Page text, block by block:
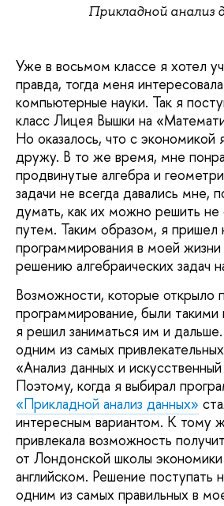
Прикладной анализ
Уже в восьмом классе я хотел
правда, тогда меня
компьютерные науки. Так я
класс Лицея Вышки на
Но оказалось, что с экономикой
дружу. В то же время, мне
продвинутые алгебра и
задачи не всегда давались мне,
думать, как их можно решить
путем. Таким образом, я пришел
программирования в моей
решению алгебраических задач
Возможности, которые открыло
программирование, были
я решил заниматься им и
одним из самых
«Анализ данных и
Поэтому, когда я выбирал
«Прикладной анализ данных»
интересным вариантом. К тому
привлекала возможность
от Лондонской школы экономики
английском. Решение
одним из самых правильных в